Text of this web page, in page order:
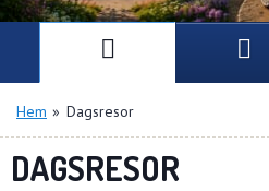
Hem » Dagsresor
DAGSRESOR